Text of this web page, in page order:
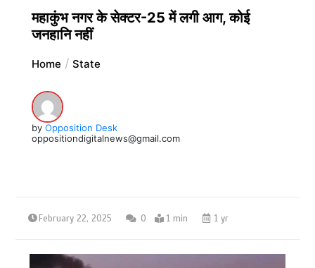
महाकुंभ नगर के सेक्टर-25 में लगी आग, कोई
जनहानि नहीं
Home State
by Opposition Desk
oppositiondigitalnews@gmail.com
February 22, 2025 0 1 min 1 yr